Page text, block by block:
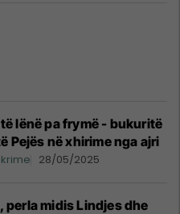
lënë pa frymë - bukuritë
Pejës në xhirime nga ajri
28/05/2025
perla midis Lindjes dhe